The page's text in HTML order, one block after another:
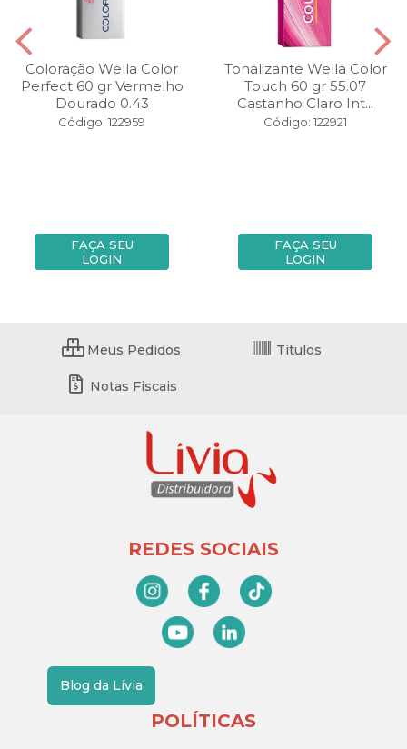
Coloração Wella Color
Perfect 60 gr Vermelho
Dourado 0.43
Código: 122959
FAÇA SEU
LOGIN
Tonalizante Wella Color
Touch 60 gr 55.07
Castanho Claro Int...
Código: 122921
FAÇA SEU
LOGIN
Meus Pedidos Títulos
Notas Fiscais
REDES SOCIAIS
Blog da Lívia
POLÍTICAS